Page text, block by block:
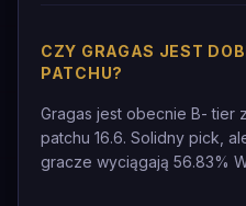
CZY GRAGAS JEST
PATCHU?
Gragas jest obecnie B- tier
patchu 16.6. Solidny pick,
gracze wyciągają 56.83%